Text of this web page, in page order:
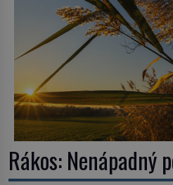
Rákos: Nenápadný